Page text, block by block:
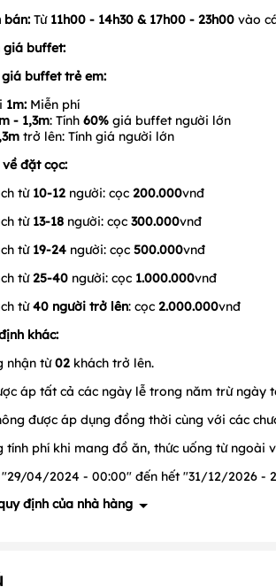
bán: Từ 11h00 - 14h30 & 17h00 - 23h00 vào
giá buffet:
buffet trẻ em:
1m: Miễn phí
- 1,3m: Tính 60% giá buffet người lớn
trở lên: Tính giá người lớn
đặt cọc:
từ 10-12 người: cọc 200.000vnđ
từ 13-18 người: cọc 300.000vnđ
từ 19-24 người: cọc 500.000vnđ
từ25-40 người: cọc 1.000.000vnđ
từ40 người trở lên: cọc 2.000.000vnđ
khác:
nhận từ02 khách trở lên.
áp tất cả các ngày lễ trong năm trừ ngày
được áp dụng đồng thời cùng với các
tính phí khi mang đồ ăn, thức uống từ ngoài
04/2024 - 00:00" đến hết "31/12/2026 -
định của nhà hàng
từ